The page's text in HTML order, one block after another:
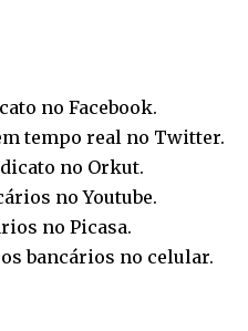
no Facebook.
tempo real no Twitter.
no Orkut.
noYoutube.
no Picasa.
bancários no celular.